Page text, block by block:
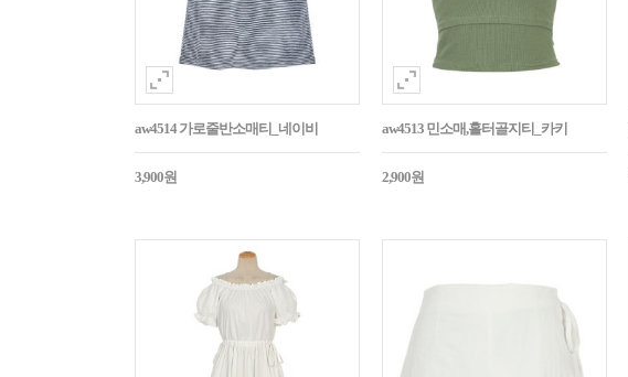
aw4514 가로줄반소매티_네이비
3,900원
aw4513 민소매,홀터골지티_카키
2,900원